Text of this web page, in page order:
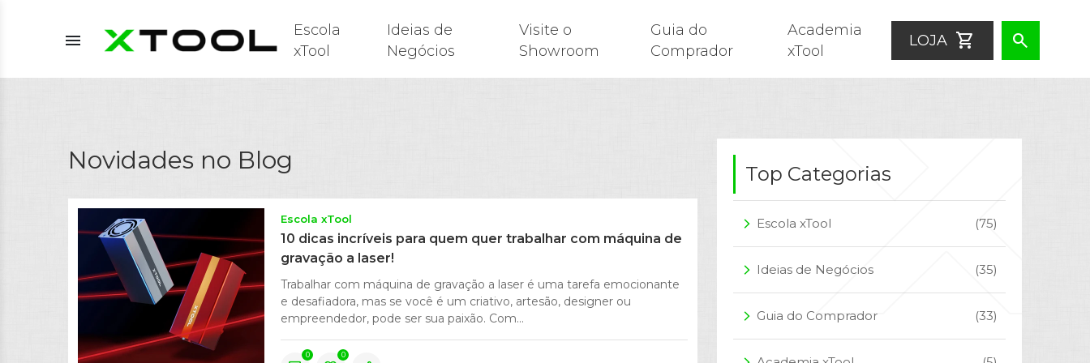
menu
Escola
xTool
Ideias de
Negócios
Visite o
Showroom
Guia do
Comprador
Academia
xTool
LOJA shopping_cart search
Novidades no Blog
Escola xTool
10 dicas incríveis para quem quer trabalhar com máquina de
gravação a laser!
Trabalhar com máquina de gravação a laser é uma tarefa emocionante
e desafiadora, mas se você é um criativo, artesão, designer ou
empreendedor, pode ser sua paixão. Com...
0 0
Top Categorias
arrow_forward_ios Escola xTool (75)
arrow_forward_ios Ideias de Negócios (35)
arrow_forward_ios Guia do Comprador (33)